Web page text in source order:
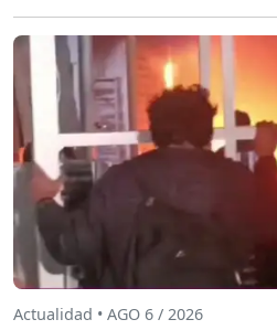
Actualidad • AGO 6 / 2026